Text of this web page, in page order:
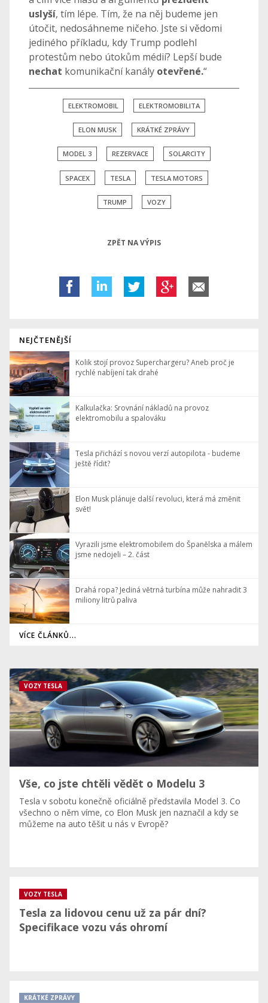
uslyší, tím lépe. Tím, že na něj budeme jen
útočit, nedosáhneme ničeho. Jste si vědomi
jediného příkladu, kdy Trump podlehl
protestům nebo útokům médií? Lepší bude
nechat komunikační kanály otevřené.“
ELEKTROMOBIL ELEKTROMOBILITA
ELON MUSK KRÁTKÉ ZPRÁVY
MODEL 3 REZERVACE SOLARCITY
SPACEX TESLA TESLA MOTORS
TRUMP VOZY
ZPĚT NA VÝPIS
NEJČTENĚJŠÍ
Kolik stojí provoz Superchargeru? Aneb proč je
rychlé nabíjení tak drahé
Kalkulačka: Srovnání nákladů na provoz
elektromobilu a spalováku
Tesla přichází s novou verzí autopilota - budeme
ještě řídit?
Elon Musk plánuje další revoluci, která má změnit
svět!
Vyrazili jsme elektromobilem do Španělska a málem
jsme nedojeli – 2. část
Drahá ropa? Jediná větrná turbína může nahradit 3
miliony litrů paliva
VÍCE ČLÁNKŮ...
Vše, co jste chtěli vědět o Modelu 3
Tesla v sobotu konečně oficiálně představila Model 3. Co
všechno o něm víme, co Elon Musk jen naznačil a kdy se
můžeme na auto těšit u nás v Evropě?
VOZY TESLA
Tesla za lidovou cenu už za pár dní?
Specifikace vozu vás ohromí
VOZY TESLA
KRÁTKÉ ZPRÁVY